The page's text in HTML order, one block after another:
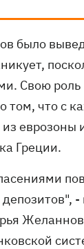
было
Свою
что с
еврозоны
Греции.
-